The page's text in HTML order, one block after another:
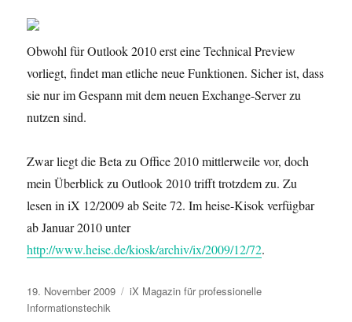
Obwohl für Outlook 2010 erst eine Technical Preview
vorliegt, findet man etliche neue Funktionen. Sicher ist, dass
sie nur im Gespann mit dem neuen Exchange-Server zu
nutzen sind.
Zwar liegt die Beta zu Office 2010 mittlerweile vor, doch
mein Überblick zu Outlook 2010 trifft trotzdem zu. Zu
lesen in iX 12/2009 ab Seite 72. Im heise-Kisok verfügbar
ab Januar 2010 unter
http://www.heise.de/kiosk/archiv/ix/2009/12/72.
Veröffentlicht
am
19. November 2009 Kategorien
iX Magazin für professionelle
Informationstechik